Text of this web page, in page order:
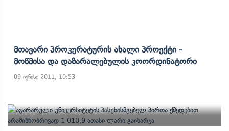
Მთავარი Პროკურატურის Ახალი Პროექტი -
Მოწმისა Და Დაზარალებულის Კოორდინატორი
09 ივნისი 2011, 10:53